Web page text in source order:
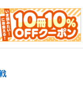
順を詳細に解説するもの
れた場合でも柔軟に対応
授することを主眼として
のように指し進めていけ